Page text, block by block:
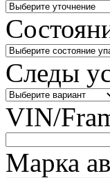
Следы
VIN/
Марка